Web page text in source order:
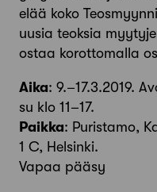
elää koko
uusia teoksia
ostaa korottomalla
Aika: 9.–17.3.2019.
su klo 11–17.
Paikka: Puristamo,
1 C, Helsinki.
Vapaa pääsy